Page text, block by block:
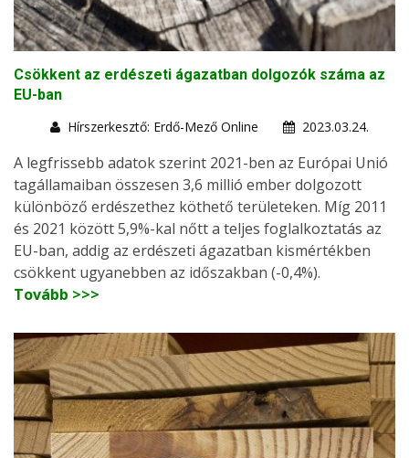
Csökkent az erdészeti ágazatban dolgozók száma az
EU-ban
Hírszerkesztő: Erdő-Mező Online
2023.03.24.
A legfrissebb adatok szerint 2021-ben az Európai Unió
tagállamaiban összesen 3,6 millió ember dolgozott
különböző erdészethez köthető területeken. Míg 2011
és 2021 között 5,9%-kal nőtt a teljes foglalkoztatás az
EU-ban, addig az erdészeti ágazatban kismértékben
csökkent ugyanebben az időszakban (-0,4%).
Tovább >>>